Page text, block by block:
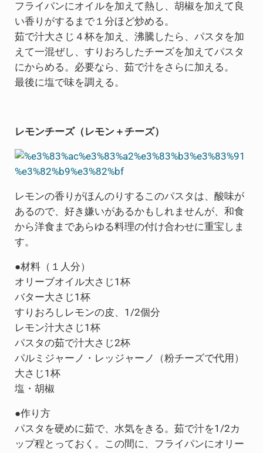
フライパンにオイルを加えて熱し、胡椒を加えて良
い香りがするまで１分ほど炒める。
茹で汁大さじ４杯を加え、沸騰したら、パスタを加
えて一混ぜし、すりおろしたチーズを加えてパスタ
にからめる。必要なら、茹で汁をさらに加える。
最後に塩で味を調える。
レモンチーズ（レモン＋チーズ）
レモンの香りがほんのりするこのパスタは、酸味が
あるので、好き嫌いがあるかもしれませんが、和食
から洋食まであらゆる料理の付け合わせに重宝しま
す。
●材料（１人分）
オリーブオイル大さじ1杯
バター大さじ1杯
すりおろしレモンの皮、1/2個分
レモン汁大さじ1杯
パスタの茹で汁大さじ2杯
パルミジャーノ・レッジャーノ（粉チーズで代用）
大さじ1杯
塩・胡椒
●作り方
パスタを硬めに茹で、水気をきる。茹で汁を1/2カ
ップ程とっておく。この間に、フライパンにオリー